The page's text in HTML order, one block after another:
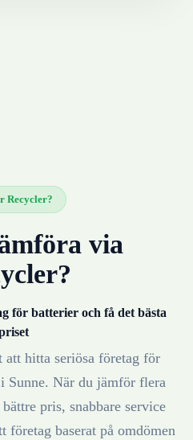
Recycler?
via
för batterier och få det bästa
att hitta seriösa företag för
i Sunne. När du jämför flera
pris, snabbare service
baserat på omdömen